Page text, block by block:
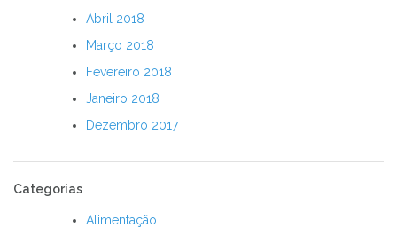
Abril 2018
Março 2018
Fevereiro 2018
Janeiro 2018
Dezembro 2017
Categorias
Alimentação